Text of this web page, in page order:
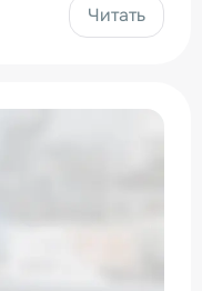
Читать